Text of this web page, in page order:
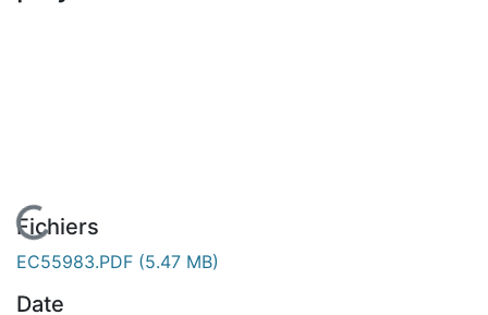
En cours de chargement...
Fichiers
EC55983.PDF (5.47 MB)
Date